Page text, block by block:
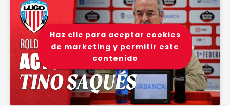
Haz clic para aceptar cookies
de marketing y permitir este
contenido